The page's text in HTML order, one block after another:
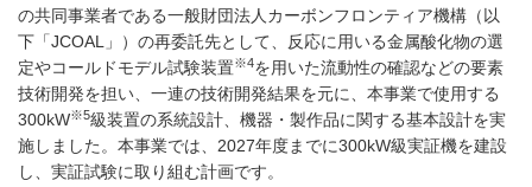
の共同事業者である一般財団法人カーボンフロンティア機構（以
下「JCOAL」）の再委託先として、反応に用いる金属酸化物の選
定やコールドモデル試験装置※4を用いた流動性の確認などの要素
技術開発を担い、一連の技術開発結果を元に、本事業で使用する
300kW※5級装置の系統設計、機器・製作品に関する基本設計を実
施しました。本事業では、2027年度までに300kW級実証機を建設
し、実証試験に取り組む計画です。